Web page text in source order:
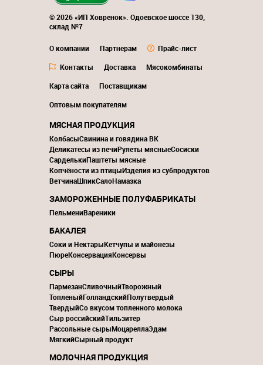
© 2026 «ИП Ховренок». Одоевское шоссе 130,
склад №7
О компании Партнерам
Прайс-лист
Контакты
Доставка
Мясокомбинаты
Карта сайта
Поставщикам
Оптовым покупателям
МЯСНАЯ ПРОДУКЦИЯ
КолбасыСвинина и говядина ВК
Деликатесы из печиРулеты мясныеСосиски
СарделькиПаштеты мясные
Копчёности из птицыИзделия из субпродуктов
ВетчинаШпикСалоНамазка
ЗАМОРОЖЕННЫЕ ПОЛУФАБРИКАТЫ
ПельмениВареники
БАКАЛЕЯ
Соки и НектарыКетчупы и майонезы
ПюреКонсервацияКонсервы
СЫРЫ
ПармезанСливочныйТворожный
ТопленыйГолландскийПолутвердый
ТвердыйСо вкусом топленного молока
Сыр российскийТильзитер
Рассольные сырыМоцареллаЭдам
МягкийСырный продукт
МОЛОЧНАЯ ПРОДУКЦИЯ